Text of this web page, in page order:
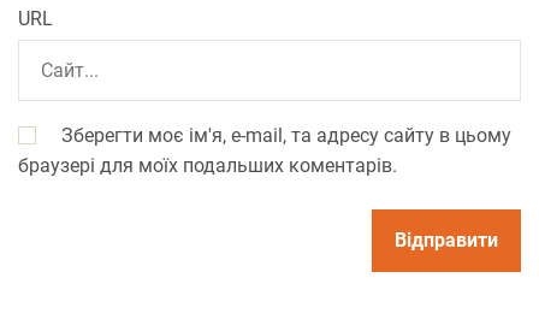
URL
Зберегти моє ім'я, e-mail, та адресу сайту в цьому
браузері для моїх подальших коментарів.